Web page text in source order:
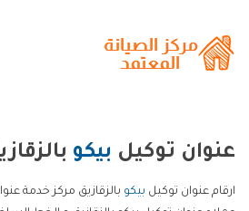
عنوان توكيل بيكو
ارقام عنوان توكيل بيكو بالزقازيق مركز خدمة